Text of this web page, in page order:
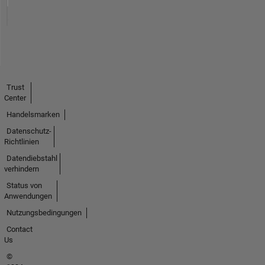
Trust
Center
Handelsmarken
Datenschutz-
Richtlinien
Datendiebstahl
verhindern
Status von
Anwendungen
Nutzungsbedingungen
Contact
Us
©